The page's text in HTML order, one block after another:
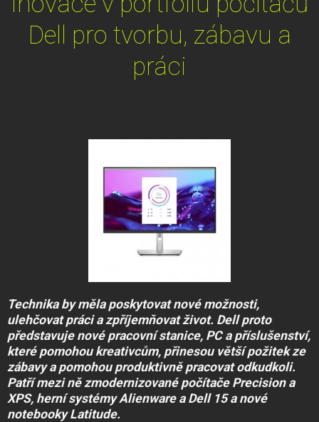
Dell pro tvorbu, zábavu a
práci
Technika by měla poskytovat nové možnosti,
ulehčovat práci a zpříjemňovat život. Dell proto
představuje nové pracovní stanice, PC a příslušenství,
které pomohou kreativcům, přinesou větší požitek ze
zábavy a pomohou produktivně pracovat odkudkoli.
Patří mezi ně zmodernizované počítače Precision a
XPS, herní systémy Alienware a Dell 15 a nové
notebooky Latitude.